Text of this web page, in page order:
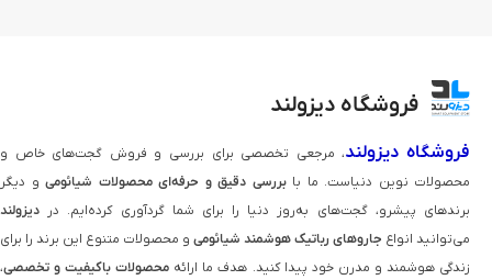
فروشگاه دیزولند
فروشگاه دیزولند، مرجعی تخصصی برای بررسی و فروش گجت‌های خاص و
محصولات نوین دنیاست. ما بابررسی دقیق و حرفه‌ای محصولات شیائومی و دیگر
برندهای پیشرو، گجت‌های به‌روز دنیا را برای شما گردآوری کرده‌ایم. در دیزولند
می‌توانید انواع جاروهای رباتیک هوشمند شیائومی و محصولات متنوع این برند را برای
زندگی هوشمند و مدرن خود پیدا کنید. هدف ما ارائه محصولات باکیفیت و تخصصی،